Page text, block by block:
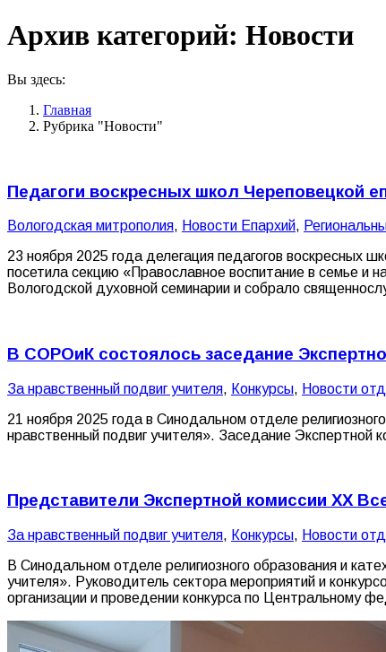
Архив категорий: Новости
Вы здесь:
Главная
Рубрика "Новости"
Педагоги воскресных школ Череповецкой
Вологодская митрополия, Новости Епархий,
23 ноября 2025 года делегация педагогов воскресных
посетила секцию «Православное воспитание в семье и
Вологодской духовной семинарии и собрало
В СОРОиК состоялось заседание
За нравственный подвиг учителя, Конкурсы, Новости
21 ноября 2025 года в Синодальном отделе
нравственный подвиг учителя». Заседание Экспертной
Представители Экспертной комиссии XX
За нравственный подвиг учителя, Конкурсы, Новости
В Синодальном отделе религиозного образования и
учителя». Руководитель сектора мероприятий и
организации и проведении конкурса по Центральному